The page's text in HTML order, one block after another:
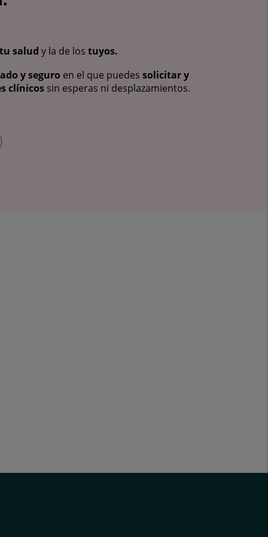
tu salud y la de los tuyos.
y seguro en el que puedes solicitar y
clínicos sin esperas ni desplazamientos.